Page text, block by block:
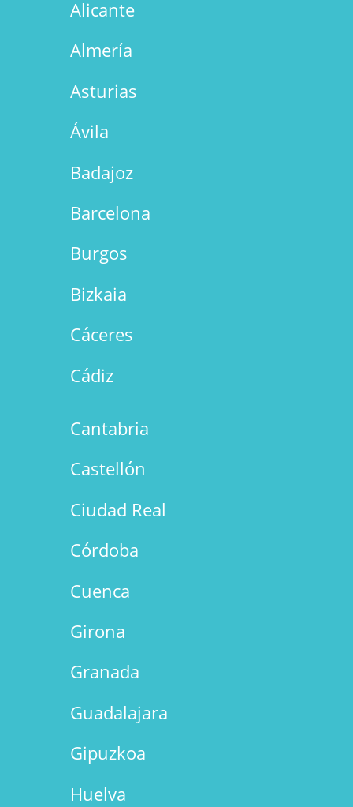
Alicante
Almería
Asturias
Ávila
Badajoz
Barcelona
Burgos
Bizkaia
Cáceres
Cádiz
Cantabria
Castellón
Ciudad Real
Córdoba
Cuenca
Girona
Granada
Guadalajara
Gipuzkoa
Huelva